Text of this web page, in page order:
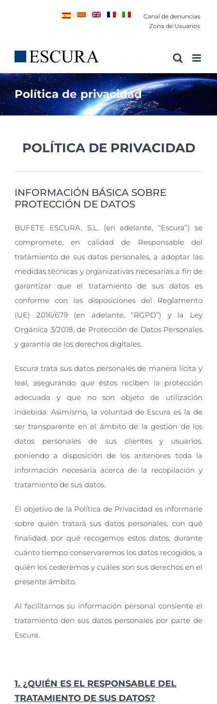
Canal de denuncias
Zona de Usuarios
Política de privacidad
POLÍTICA DE PRIVACIDAD
INFORMACIÓN BÁSICA SOBRE
PROTECCIÓN DE DATOS
BUFETE ESCURA, S.L. (en adelante, “Escura”) se
compromete, en calidad de Responsable del
tratamiento de sus datos personales, a adoptar las
medidas técnicas y organizativas necesarias a fin de
garantizar que el tratamiento de sus datos es
conforme con las disposiciones del Reglamento
(UE) 2016/679 (en adelante, “RGPD”) y la Ley
Orgánica 3/2018, de Protección de Datos Personales
y garantía de los derechos digitales.
Escura trata sus datos personales de manera lícita y
leal, asegurando que éstos reciben la protección
adecuada y que no son objeto de utilización
indebida. Asimismo, la voluntad de Escura es la de
ser transparente en el ámbito de la gestión de los
datos personales de sus clientes y usuarios,
poniendo a disposición de los anteriores toda la
información necesaria acerca de la recopilación y
tratamiento de sus datos.
El objetivo de la Política de Privacidad es informarle
sobre quién tratará sus datos personales, con qué
finalidad, por qué recogemos estos datos, durante
cuánto tiempo conservaremos los datos recogidos, a
quién los cederemos y cuáles son sus derechos en el
presente ámbito.
Al facilitarnos su información personal consiente el
tratamiento den sus datos personales por parte de
Escura.
1. ¿QUIÉN ES EL RESPONSABLE DEL
TRATAMIENTO DE SUS DATOS?